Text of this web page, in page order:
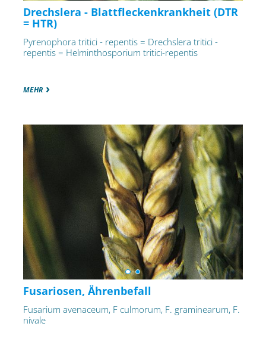
Drechslera - Blattfleckenkrankheit (DTR
= HTR)
Pyrenophora tritici - repentis = Drechslera tritici -
repentis = Helminthosporium tritici-repentis
MEHR
Fusariosen, Ährenbefall
Fusarium avenaceum, F culmorum, F. graminearum, F.
nivale